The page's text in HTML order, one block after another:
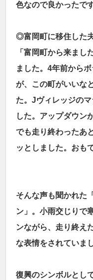
色なので良かったで
◎富岡町に移住した
「富岡町から来まし
ました。4年前から
が、この町がいいな
た。Jヴィレッジの
した。アップダウン
でも走り終わったあ
ッとしました。おも
そんな声も聞かれた
ン」。小雨交じりで
ンながら、走り終え
な表情をされていま
復興のシンボルとし